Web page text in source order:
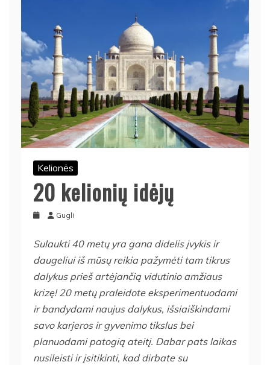
Kelionės
20 kelionių idėjų
Gugli
Sulaukti 40 metų yra gana didelis įvykis ir
daugeliui iš mūsų reikia pažymėti tam tikrus
dalykus prieš artėjančią vidutinio amžiaus
krizę! 20 metų praleidote eksperimentuodami
ir bandydami naujus dalykus, išsiaiškindami
savo karjeros ir gyvenimo tikslus bei
planuodami patogią ateitį. Dabar pats laikas
nusileisti ir įsitikinti, kad dirbate su